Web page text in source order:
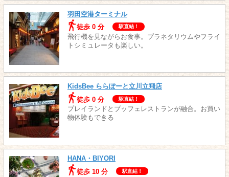
羽田空港ターミナル
徒歩 0 分
駅直結！
飛行機を見ながらお食事。プラネタリウムやフライ
トシミュレータも楽しい。
KidsBee ららぽーと立川立飛店
徒歩 0 分
駅直結！
プレイランドとブッフェレストランが融合。お買い
物体験もできる
HANA・BIYORI
徒歩 10 分
駅直結！